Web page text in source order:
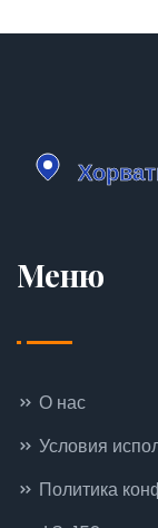
Меню
О нас
Условия
Политика